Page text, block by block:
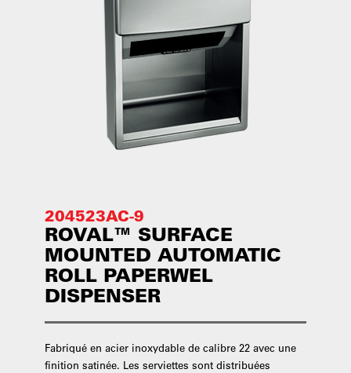
204523AC-9
ROVAL™ SURFACE
MOUNTED AUTOMATIC
ROLL PAPERWEL
DISPENSER
Fabriqué en acier inoxydable de calibre 22 avec une
finition satinée. Les serviettes sont distribuées